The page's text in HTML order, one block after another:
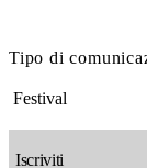
Tipo di